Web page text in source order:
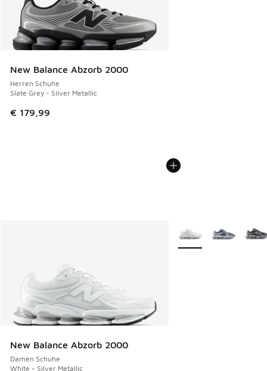
New Balance Abzorb 2000
Herren Schuhe
Slate Grey - Silver Metallic
€ 179,99
New Balance Abzorb 2000
Damen Schuhe
White - Silver Metallic
Weitere Farben